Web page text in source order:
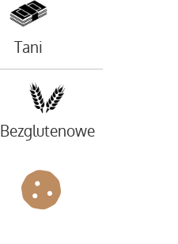
Tani
Bezglutenowe